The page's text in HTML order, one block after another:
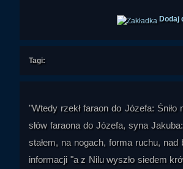
Dodaj
Tagi:
"Wtedy rzekł faraon do Józefa:
słów faraona do Józefa, syna
stałem, na nogach, forma ruchu,
informacji "a z Nilu wyszło siedem